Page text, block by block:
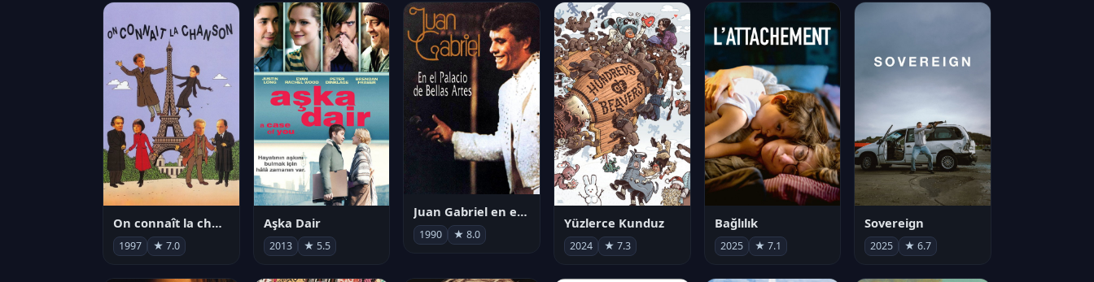
On connaît la chanson
1997 ★ 7.0
Aşka Dair
2013 ★ 5.5
Juan Gabriel en el Palacio de Bellas Artes
1990 ★ 8.0
Yüzlerce Kunduz
2024 ★ 7.3
Bağlılık
2025 ★ 7.1
Sovereign
2025 ★ 6.7